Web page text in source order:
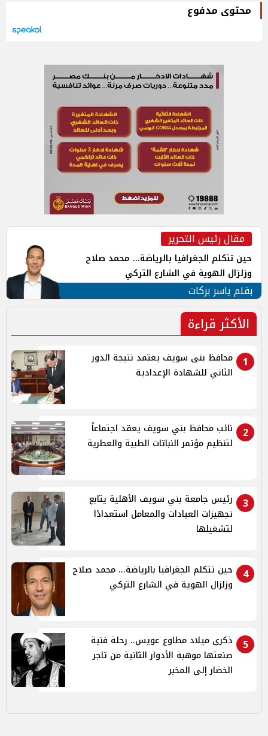
محتوى مدفوع
مقال رئيس التحرير
حين تتكلم الجغرافيا بالرياضة... محمد صلاح
وزلزال الهوية في الشارع التركي
بقلم ياسر بركات
الأكثر قراءة
1
محافظ بنى سويف يعتمد نتيجة الدور
الثاني للشهادة الإعدادية
2
نائب محافظ بني سويف يعقد اجتماعاً
لتنظيم مؤتمر النباتات الطبية والعطرية
3
رئيس جامعة بني سويف الأهلية يتابع
تجهيزات العيادات والمعامل استعدادًا
لتشغيلها
4
حين تتكلم الجغرافيا بالرياضة... محمد صلاح
وزلزال الهوية في الشارع التركي
5
ذكرى ميلاد مطاوع عويس.. رحلة فنية
صنعتها موهبة الأدوار الثانية من تاجر
الخضار إلى المخبر